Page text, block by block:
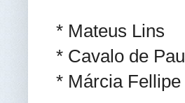
* Mateus Lins
* Cavalo de Pau
* Márcia Fellipe